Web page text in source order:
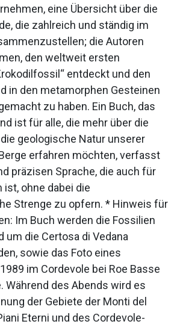
eine Übersicht über die
die zahlreich und ständig im
die Autoren
den weltweit ersten
entdeckt und den
in den metamorphen Gesteinen
zu haben. Ein Buch, das
ist für alle, die mehr über die
geologische Natur unserer
erfahren möchten, verfasst
präzisen Sprache, die auch für
ist, ohne dabei die
Strenge zu opfern. * Hinweis für
Im Buch werden die Fossilien
um die Certosa di Vedana
sowie das Foto eines
im Cordevole bei Roe Basse
Während des Abends wird es
der Gebiete der Monti del
Eterni und des Cordevole-